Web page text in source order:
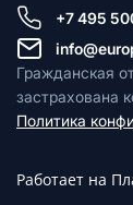
+7 495
Гражданская
застрахована
Политика
Работает на